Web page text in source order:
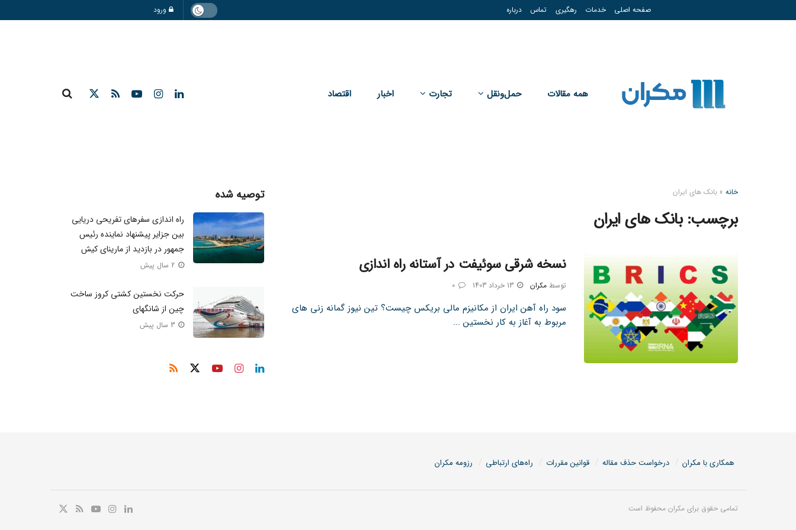
صفحه اصلی خدمات رهگیری تماس درباره ورود
همه مقالات حمل‌و‌نقل تجارت اخبار اقتصاد
خانه »بانک های ایران
برچسب:بانک های ایران
نسخه شرقی سوئیفت در آستانه راه اندازی
توسط مکران 13 خرداد 1403 0
سود راه آهن ایران از مکانیزم مالی بریکس چیست؟ تین نیوز گمانه زنی های
مربوط به آغاز به کار نخستین ...
توصیه شده
راه اندازی سفرهای تفریحی دریایی
بین جزایر پیشنهاد نماینده رئیس
جمهور در بازدید از مارینای کیش
2 سال پیش
حرکت نخستین کشتی کروز ساخت
چین از شانگهای
3 سال پیش
همکاری با مکران درخواست حذف مقاله قوانین مقررات راه‌های ارتباطی رزومه مکران
تمامی حقوق برای مکران محفوظ است